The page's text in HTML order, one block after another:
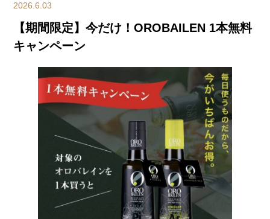
2026.6.03
【期間限定】今だけ！OROBAILEN 1本無料
キャンペーン